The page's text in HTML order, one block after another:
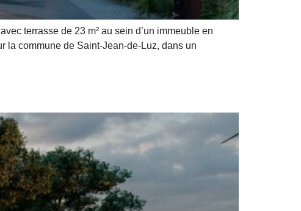
terrasse de 23 m² au sein d’un immeuble en
la commune de Saint-Jean-de-Luz, dans un